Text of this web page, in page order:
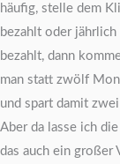
häufig, stelle dem
bezahlt oder
bezahlt, dann
man statt zwölf
und spart damit
Aber da lasse ich
das auch ein großer